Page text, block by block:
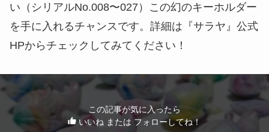
い（シリアルNo.008〜027）この幻のキーホルダー
を手に入れるチャンスです。詳細は『サラヤ』公式
HPからチェックしてみてください！
この記事が気に入ったら
いいね または フォローしてね！